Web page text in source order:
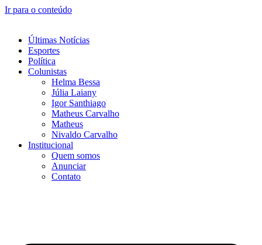
Ir para o conteúdo
Últimas Notícias
Esportes
Política
Colunistas
Helma Bessa
Júlia Laiany
Igor Santhiago
Matheus Carvalho
Matheus
Nivaldo Carvalho
Institucional
Quem somos
Anunciar
Contato